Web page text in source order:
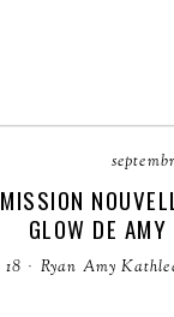
MISSION
GLOW DE
18 · Ryan Amy